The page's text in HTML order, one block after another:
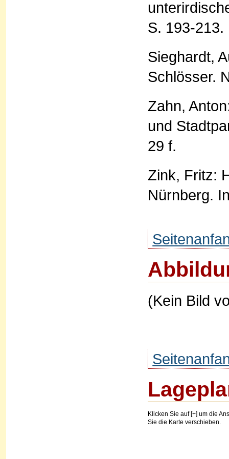
S. 193-213.
Sieghardt,
Schlösser.
Zahn,
und
29 f.
Zink, Fritz:
Nürnberg.
(Kein Bild
Klicken Sie auf [+] um die
Sie die Karte verschieben.